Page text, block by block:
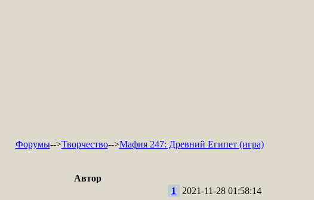
Форумы-->Творчество-->Мафия 247: Древний Египет (игра)
Автор
1 2021-11-28 01:58:14